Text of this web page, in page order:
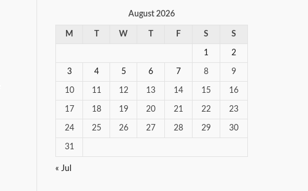
August 2026
M W F S S
1 2
3 4 5 6 7 8 9
10 11 12 13 14 15 16
17 18 19 20 21 22 23
24 25 26 27 28 29 30
31
« Jul